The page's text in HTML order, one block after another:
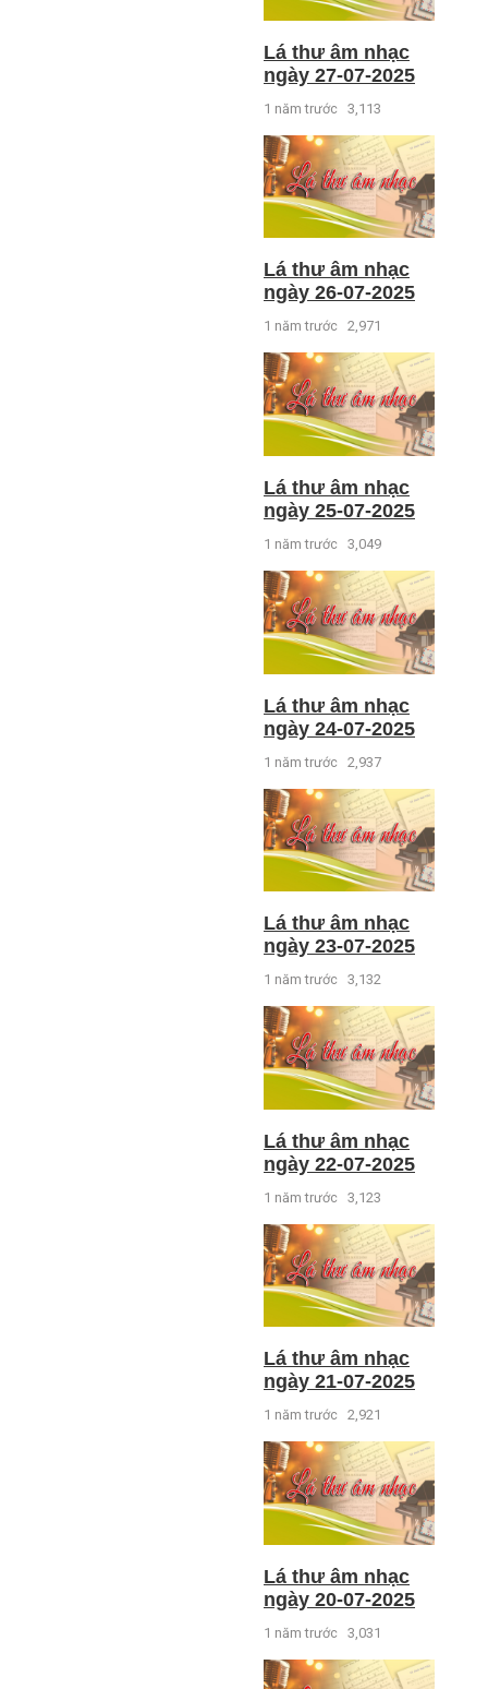
Lá thư âm nhạc
ngày 27-07-2025
1 năm trước 3,113
Lá thư âm nhạc
ngày 26-07-2025
1 năm trước 2,971
Lá thư âm nhạc
ngày 25-07-2025
1 năm trước 3,049
Lá thư âm nhạc
ngày 24-07-2025
1 năm trước 2,937
Lá thư âm nhạc
ngày 23-07-2025
1 năm trước 3,132
Lá thư âm nhạc
ngày 22-07-2025
1 năm trước 3,123
Lá thư âm nhạc
ngày 21-07-2025
1 năm trước 2,921
Lá thư âm nhạc
ngày 20-07-2025
1 năm trước 3,031